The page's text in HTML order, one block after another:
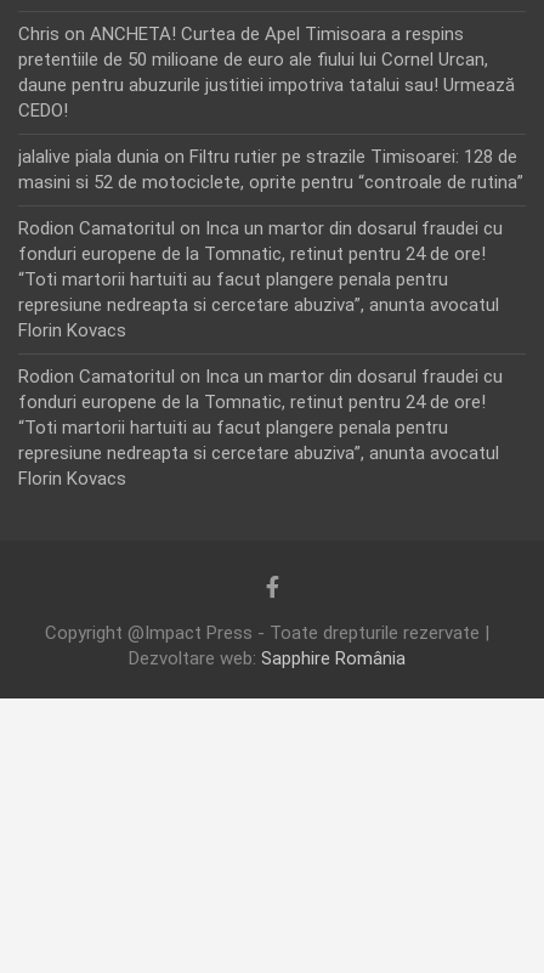
Chris on ANCHETA! Curtea de Apel Timisoara a respins
pretentiile de 50 milioane de euro ale fiului lui Cornel Urcan,
daune pentru abuzurile justitiei impotriva tatalui sau! Urmează
CEDO!
jalalive piala dunia on Filtru rutier pe strazile Timisoarei: 128 de
masini si 52 de motociclete, oprite pentru “controale de rutina”
Rodion Camatoritul on Inca un martor din dosarul fraudei cu
fonduri europene de la Tomnatic, retinut pentru 24 de ore!
“Toti martorii hartuiti au facut plangere penala pentru
represiune nedreapta si cercetare abuziva”, anunta avocatul
Florin Kovacs
Rodion Camatoritul on Inca un martor din dosarul fraudei cu
fonduri europene de la Tomnatic, retinut pentru 24 de ore!
“Toti martorii hartuiti au facut plangere penala pentru
represiune nedreapta si cercetare abuziva”, anunta avocatul
Florin Kovacs
Copyright @Impact Press - Toate drepturile rezervate |
Dezvoltare web: Sapphire România